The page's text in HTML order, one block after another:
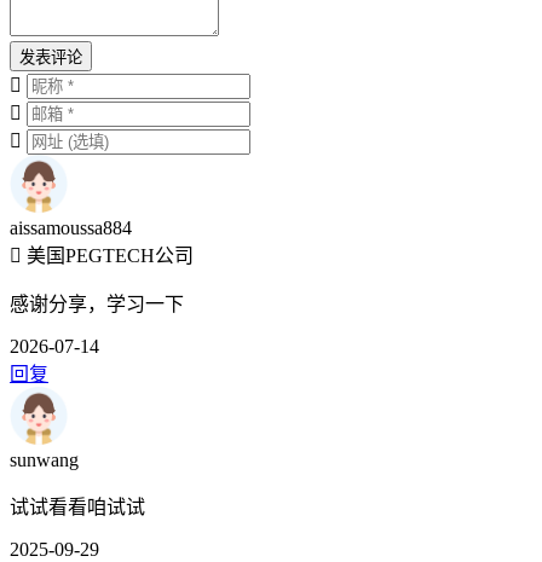
发表评论
aissamoussa884
美国PEGTECH公司
感谢分享，学习一下
2026-07-14
回复
sunwang
试试看看咱试试
2025-09-29